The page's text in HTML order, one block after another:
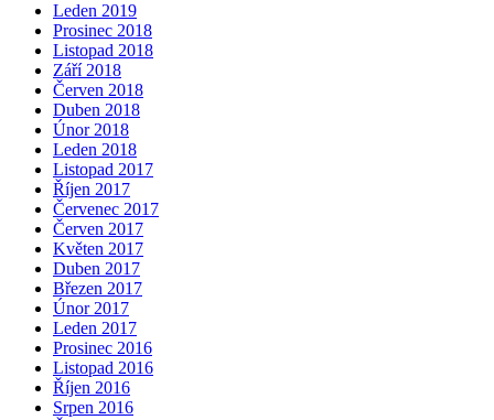
Leden 2019
Prosinec 2018
Listopad 2018
Září 2018
Červen 2018
Duben 2018
Únor 2018
Leden 2018
Listopad 2017
Říjen 2017
Červenec 2017
Červen 2017
Květen 2017
Duben 2017
Březen 2017
Únor 2017
Leden 2017
Prosinec 2016
Listopad 2016
Říjen 2016
Srpen 2016